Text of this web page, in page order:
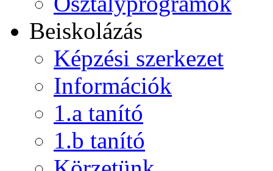
Beiskolázás
Képzési szerkezet
Információk
1.a tanító
1.b tanító